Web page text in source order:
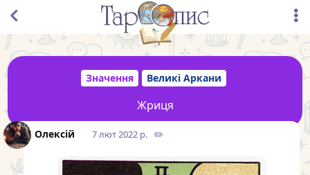
Значення Великі Аркани
Жриця
Олексій 7 лют 2022 р. ✏️